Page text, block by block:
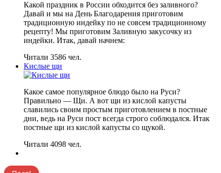
Какой праздник в России обходится без заливного?
Давай и мы на День Благодарения приготовим
традиционную индейку по не совсем традиционному
рецепту! Мы приготовим Заливную закусочку из
индейки. Итак, давай начнем:
Читали 3586 чел.
Кислые щи
Какое самое популярное блюдо было на Руси?
Правильно — Щи. А вот щи из кислой капусты
славились своим простым приготовлением в постные
дни, ведь на Руси пост всегда строго соблюдался. Итак
постные щи из кислой капусты со щукой.
Читали 4098 чел.